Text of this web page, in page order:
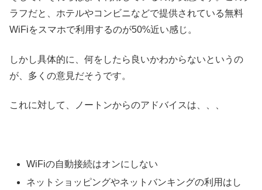
ラフだと、ホテルやコンビニなどで提供されている無料
WiFiをスマホで利用するのが50%近い感じ。
しかし具体的に、何をしたら良いかわからないというの
が、多くの意見だそうです。
これに対して、ノートンからのアドバイスは、、、
WiFiの自動接続はオンにしない
ネットショッピングやネットバンキングの利用はし